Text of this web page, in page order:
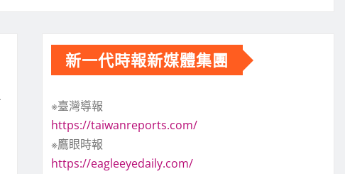
新一代時報新媒體集團
※臺灣導報
https://taiwanreports.com/
※鷹眼時報
https://eagleeyedaily.com/